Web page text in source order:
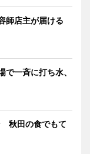
師店主が届ける
一斉に打ち水、
秋田の食でもて